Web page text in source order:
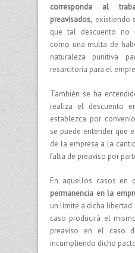
corresponda al
preavisados, existiendo
que tal descuento no
como una multa de
naturaleza punitiva
resarcitoria para el
También se ha
realiza el descuento
establezca por
se puede entender que
de la empresa a la
falta de preaviso por
En aquellos casos en
permanencia en la
un límite a dicha
caso producirá el
preaviso en el caso
incumpliendo dicho